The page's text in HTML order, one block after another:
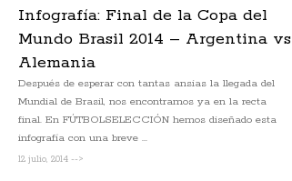
Infografía: Final de la Copa del
Mundo Brasil 2014 – Argentina vs
Alemania
Después de esperar con tantas ansias la llegada del
Mundial de Brasil, nos encontramos ya en la recta
final. En FÚTBOLSELECCIÓN hemos diseñado esta
infografía con una breve ...
12 julio, 2014 -->